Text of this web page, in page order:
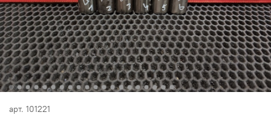
арт. 101221